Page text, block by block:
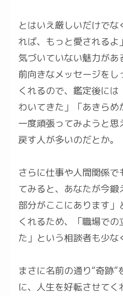
とはいえ厳しいだけで
れば、もっと愛されるよ
気づいていない魅力があ
前向きなメッセージをし
くれるので、鑑定後に
わいてきた」「あきらめ
一度頑張ってみようと思
戻す人が多いのだとか。
さらに仕事や人間関係
てみると、あなたが今
部分がここにあります」
くれるため、「職場での
た」という相談者も少な
まさに名前の通り“奇跡
に、人生を好転させてく